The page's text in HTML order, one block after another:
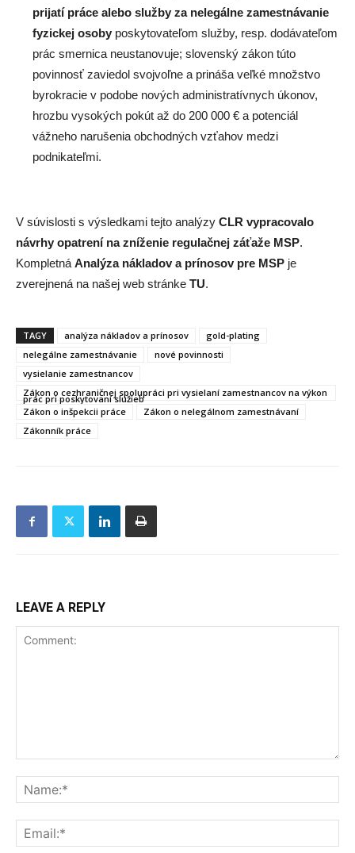
prijatí práce alebo služby za nelegálne zamestnávanie
fyzickej osoby poskytovateľom služby, resp. dodávateľom
prác smernica neustanovuje; slovenský zákon túto
povinnosť zaviedol svojvoľne a prináša veľké množstvo
byrokracie v podobe nových administratívnych úkonov,
hrozbu vysokých pokút až do 200 000 € a potenciál
vážneho narušenia obchodných vzťahov medzi
podnikateľmi.
V súvislosti s výsledkami tejto analýzy CLR vypracovalo
návrhy opatrení na zníženie regulačnej záťaže MSP.
KompletnáAnalýza nákladov a prínosov pre MSP je
zverejnená na našej web stránke TU.
TAGY analýza nákladov a prínosov
gold-plating
nelegálne zamestnávanie
nové povinnosti
vysielanie zamestnancov
Zákon o cezhraničnej spolupráci pri vysielaní zamestnancov na výkon
prác pri poskytovaní služieb
Zákon o inšpekcii práce
Zákon o nelegálnom zamestnávaní
Zákonník práce
LEAVE A REPLY